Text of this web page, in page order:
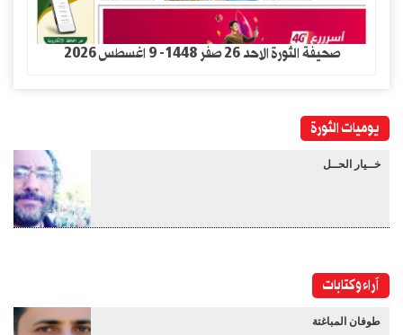
صحيفة الثورة الاحد 26 صفر 1448- 9 اغسطس 2026
يوميات الثورة
خــيار الحــل
آراء وكتابات
طوفان المباغتة